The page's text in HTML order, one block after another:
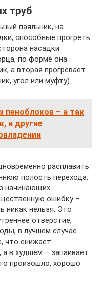
труб
паяльник, на
способные прогреть
насадки
по форме она
а вторая прогревает
угол или муфту).
пеноблоков – а так
и другие
расплавить
полость перехода.
начинающих
ошибку –
никак нельзя. Это
отверстие,
в лучшем случае
что снижает
в худшем – запаивает
произошло, хорошо